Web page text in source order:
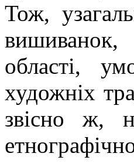
Тож,
області,
художніх
звісно ж,